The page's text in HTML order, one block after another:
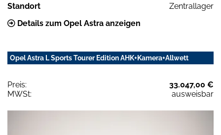
Standort
Zentrallager
Details zum Opel Astra anzeigen
Opel Astra L Sports Tourer Edition AHK+Kamera+Allwett
Preis:
33.047,00 €
MWSt:
ausweisbar